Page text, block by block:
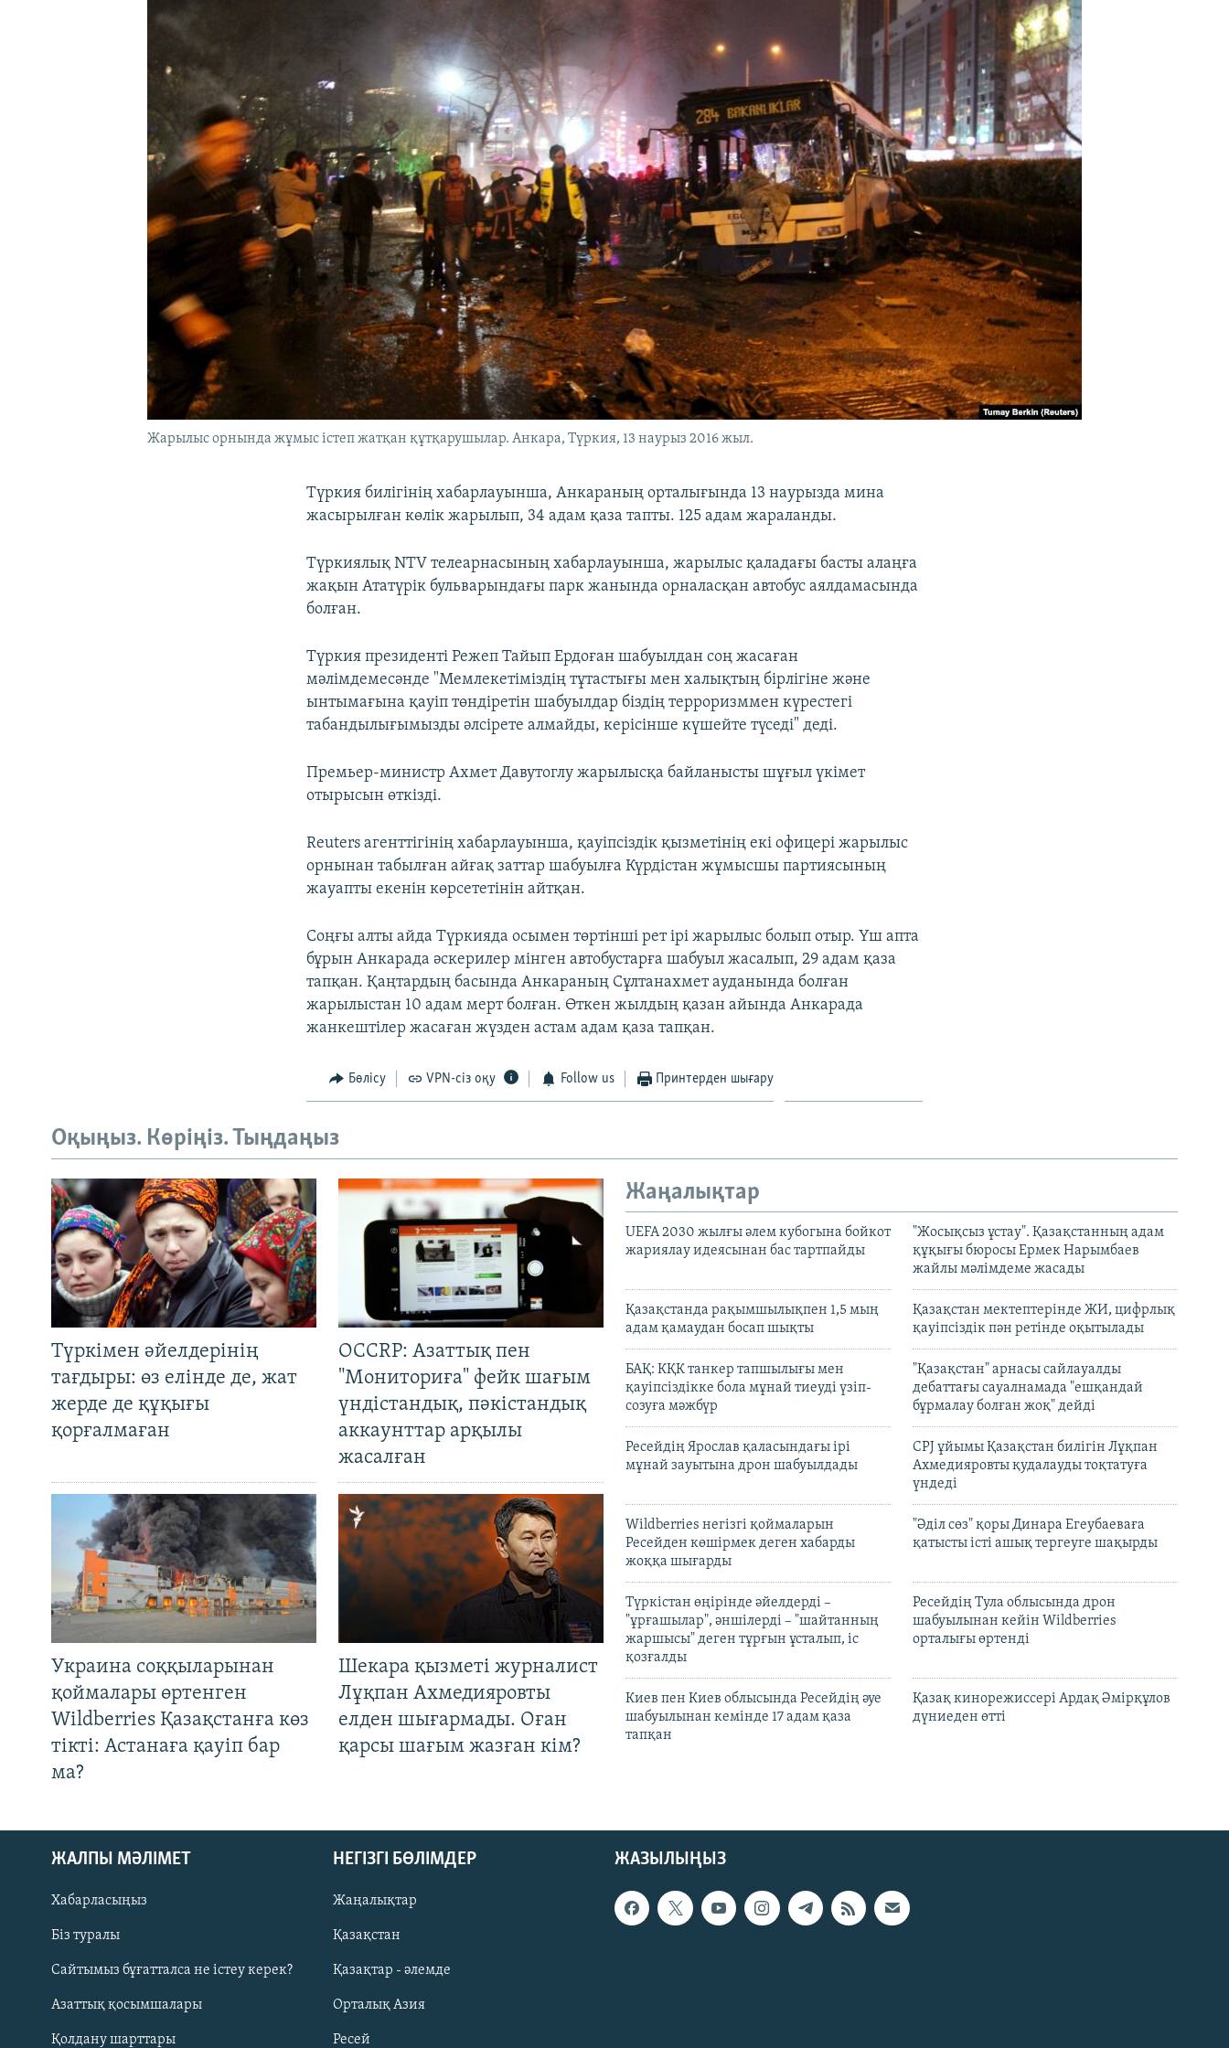
Русский
ЖАЗЫЛЫҢЫЗ
Жарылыс орнында жұмыс істеп жатқан құтқарушылар. Анкара, Түркия, 13 наурыз 2016 жыл.
Түркия билігінің хабарлауынша, Анкараның орталығында 13 наурызда мина
жасырылған көлік жарылып, 34 адам қаза тапты. 125 адам жараланды.
Түркиялық NTV телеарнасының хабарлауынша, жарылыс қаладағы басты алаңға
жақын Ататүрік бульварындағы парк жанында орналасқан автобус аялдамасында
болған.
Түркия президенті Режеп Тайып Ердоған шабуылдан соң жасаған
мәлімдемесәнде "Мемлекетіміздің тұтастығы мен халықтың бірлігіне және
ынтымағына қауіп төндіретін шабуылдар біздің терроризммен күрестегі
табандылығымызды әлсірете алмайды, керісінше күшейте түседі" деді.
Премьер-министр Ахмет Давутоглу жарылысқа байланысты шұғыл үкімет
отырысын өткізді.
Reuters агенттігінің хабарлауынша, қауіпсіздік қызметінің екі офицері жарылыс
орнынан табылған айғақ заттар шабуылға Күрдістан жұмысшы партиясының
жауапты екенін көрсететінін айтқан.
Соңғы алты айда Түркияда осымен төртінші рет ірі жарылыс болып отыр. Үш апта
бұрын Анкарада әскерилер мінген автобустарға шабуыл жасалып, 29 адам қаза
тапқан. Қаңтардың басында Анкараның Сұлтанахмет ауданында болған
жарылыстан 10 адам мерт болған. Өткен жылдың қазан айында Анкарада
жанкештілер жасаған жүзден астам адам қаза тапқан.
Бөлісу VPN-сіз оқу Follow us Принтерден шығару
Оқыңыз. Көріңіз. Тыңдаңыз
Түркімен әйелдерінің
тағдыры: өз елінде де, жат
жерде де құқығы
қорғалмаған
OCCRP: Азаттық пен
"Мониториға" фейк шағым
үндістандық, пәкістандық
аккаунттар арқылы
жасалған
Украина соққыларынан
қоймалары өртенген
Wildberries Қазақстанға көз
тікті: Астанаға қауіп бар
ма?
Шекара қызметі журналист
Лұқпан Ахмедияровты
елден шығармады. Оған
қарсы шағым жазған кім?
Жаңалықтар
UEFA 2030 жылғы әлем кубогына бойкот
жариялау идеясынан бас тартпайды
"Жосықсыз ұстау". Қазақстанның адам
құқығы бюросы Ермек Нарымбаев
жайлы мәлімдеме жасады
Қазақстанда рақымшылықпен 1,5 мың
адам қамаудан босап шықты
Қазақстан мектептерінде ЖИ, цифрлық
қауіпсіздік пән ретінде оқытылады
БАҚ: КҚК танкер тапшылығы мен
қауіпсіздікке бола мұнай тиеуді үзіп-
созуға мәжбүр
"Қазақстан" арнасы сайлауалды
дебаттағы сауалнамада "ешқандай
бұрмалау болған жоқ" дейді
Ресейдің Ярослав қаласындағы ірі
мұнай зауытына дрон шабуылдады
CPJ ұйымы Қазақстан билігін Лұқпан
Ахмедияровты қудалауды тоқтатуға
үндеді
Wildberries негізгі қоймаларын
Ресейден көшірмек деген хабарды
жоққа шығарды
"Әділ сөз" қоры Динара Егеубаеваға
қатысты істі ашық тергеуге шақырды
Түркістан өңірінде әйелдерді –
"ұрғашылар", әншілерді – "шайтанның
жаршысы" деген тұрғын ұсталып, іс
қозғалды
Ресейдің Тула облысында дрон
шабуылынан кейін Wildberries
орталығы өртенді
Киев пен Киев облысында Ресейдің әуе
шабуылынан кемінде 17 адам қаза
тапқан
Қазақ кинорежиссері Ардақ Әмірқұлов
дүниеден өтті
ЖАЗЫЛЫҢЫЗ
ЖАЛПЫ МӘЛІМЕТ
Хабарласыңыз
Біз туралы
Сайтымыз бұғатталса не істеу керек?
Азаттық қосымшалары
Қолдану шарттары
НЕГІЗГІ БӨЛІМДЕР
Жаңалықтар
Қазақстан
Қазақтар - әлемде
Орталық Азия
Ресей